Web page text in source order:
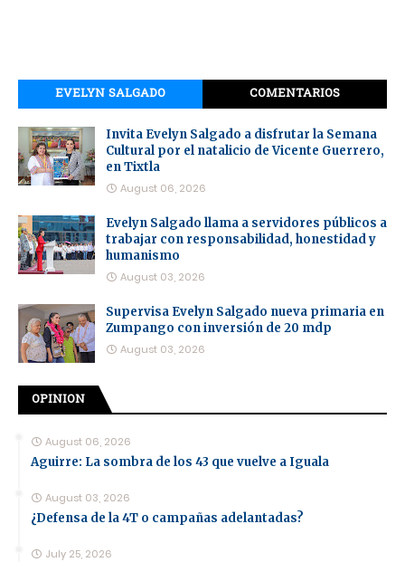
EVELYN SALGADO COMENTARIOS
Invita Evelyn Salgado a disfrutar la Semana
Cultural por el natalicio de Vicente Guerrero,
en Tixtla
August 06, 2026
Evelyn Salgado llama a servidores públicos a
trabajar con responsabilidad, honestidad y
humanismo
August 03, 2026
Supervisa Evelyn Salgado nueva primaria en
Zumpango con inversión de 20 mdp
August 03, 2026
OPINION
August 06, 2026
Aguirre: La sombra de los 43 que vuelve a Iguala
August 03, 2026
¿Defensa de la 4T o campañas adelantadas?
July 25, 2026